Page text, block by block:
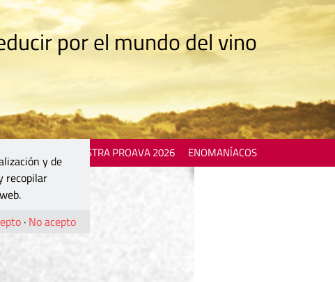
por el mundo del vino
MOSTRA PROAVA 2026 ENOMANÍACOS
y de
recopilar
· No acepto